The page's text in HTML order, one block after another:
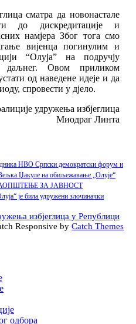
сматра да новонастале
до дискредитације и
намјера Због тога смо
вијенца погинулим и
“Олуја” на подручју
даљнег. Овом приликом
од наведене идеје и да
спровести у дјело.
удружења избјеглица
Миодраг Линта
НВО Српски демократски форум и
Џакуле на обиљежавање „Олује“
САОПШТЕЊЕ ЗА ЈАВНОСТ
је била удружени злочиначки
избјеглица у Републици
Responsive by Catch Themes
одбора